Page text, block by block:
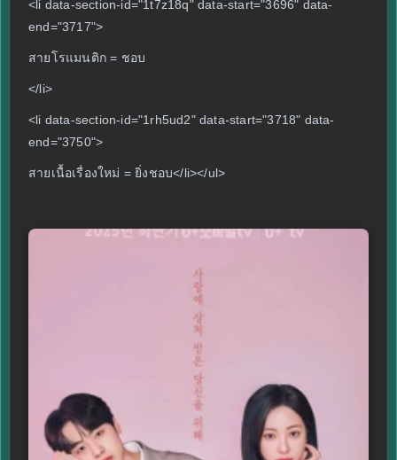
<li data-section-id="1t7z18q" data-start="3696" data-
end="3717">
สายโรแมนติก = ชอบ
</li>
<li data-section-id="1rh5ud2" data-start="3718" data-
end="3750">
สายเนื้อเรื่องใหม่ = ยิ่งชอบ</li></ul>